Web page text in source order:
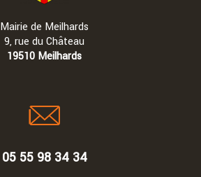
Mairie de Meilhards
9, rue du Château
19510 Meilhards
05 55 98 34 34